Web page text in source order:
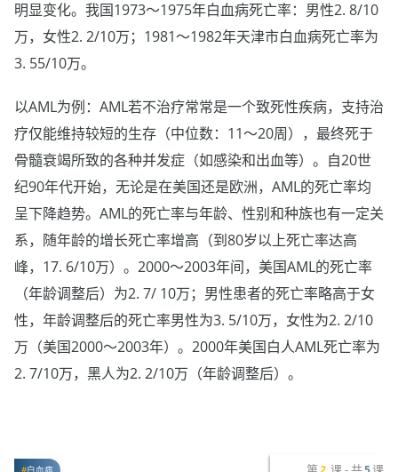
明显变化。我国1973～1975年白血病死亡率：男性2. 8/10
万，女性2. 2/10万；1981～1982年天津市白血病死亡率为
3. 55/10万。
以AML为例：AML若不治疗常常是一个致死性疾病，支持治
疗仅能维持较短的生存（中位数：11～20周），最终死于
骨髓衰竭所致的各种并发症（如感染和出血等）。自20世
纪90年代开始，无论是在美国还是欧洲，AML的死亡率均
呈下降趋势。AML的死亡率与年龄、性别和种族也有一定关
系，随年龄的增长死亡率增高（到80岁以上死亡率达高
峰，17. 6/10万）。2000～2003年间，美国AML的死亡率
（年龄调整后）为2. 7/ 10万；男性患者的死亡率略高于女
性，年龄调整后的死亡率男性为3. 5/10万，女性为2. 2/10
万（美国2000～2003年）。2000年美国白人AML死亡率为
2. 7/10万，黑人为2. 2/10万（年龄调整后）。